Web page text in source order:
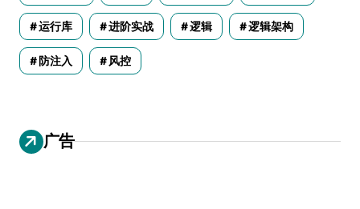
运行库 进阶实战 逻辑 逻辑架构
防注入 风控
广告